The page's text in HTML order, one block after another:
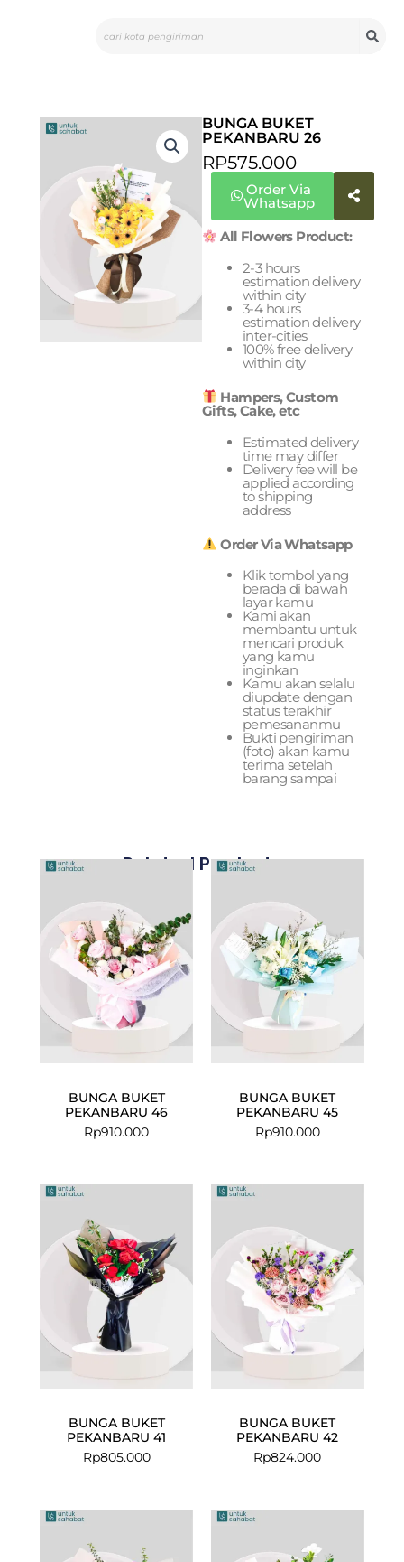
BUNGA BUKET
PEKANBARU 26
RP575.000
Order Via
Whatsapp
All Flowers Product:
2-3 hours
estimation delivery
within city
3-4 hours
estimation delivery
inter-cities
100% free delivery
within city
Hampers, Custom
Gifts, Cake, etc
Estimated delivery
time may differ
Delivery fee will be
applied according
to shipping
address
Order Via Whatsapp
Klik tombol yang
berada di bawah
layar kamu
Kami akan
membantu untuk
mencari produk
yang kamu
inginkan
Kamu akan selalu
diupdate dengan
status terakhir
pemesananmu
Bukti pengiriman
(foto) akan kamu
terima setelah
barang sampai
Related Products
BUNGA BUKET
PEKANBARU 46
Rp910.000
BUNGA BUKET
PEKANBARU 45
Rp910.000
BUNGA BUKET
PEKANBARU 41
Rp805.000
BUNGA BUKET
PEKANBARU 42
Rp824.000